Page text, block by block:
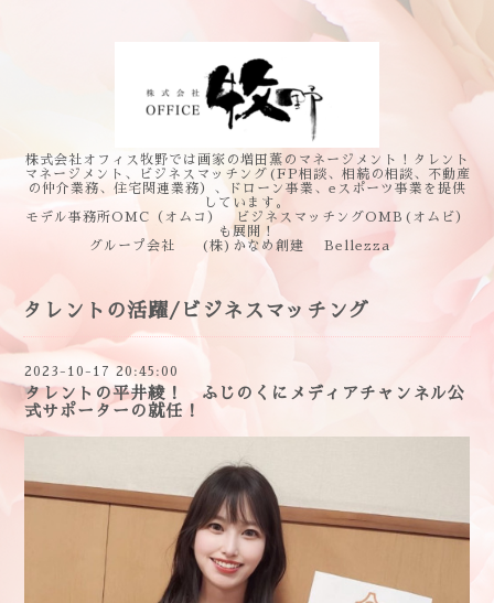
株式会社オフィス牧野では画家の増田薫のマネージメント！タレント
マネージメント、ビジネスマッチング(FP相談、相続の相談、不動産
の仲介業務、住宅関連業務）、ドローン事業、eスポーツ事業を提供
しています。
モデル事務所OMC（オムコ） ビジネスマッチングOMB(オムビ）
も展開！
グループ会社 (株)かなめ創建 Bellezza
タレントの活躍/ビジネスマッチング
2023-10-17 20:45:00
タレントの平井綾！ ふじのくにメディアチャンネル公
式サポーターの就任！